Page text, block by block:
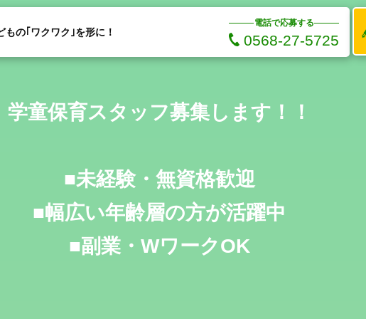
もの｢ワクワク｣を形に！
電話で応募する
0568-27-5725
学童保育スタッフ募集します！！
■未経験・無資格歓迎
■幅広い年齢層の方が活躍中
■副業・WワークOK